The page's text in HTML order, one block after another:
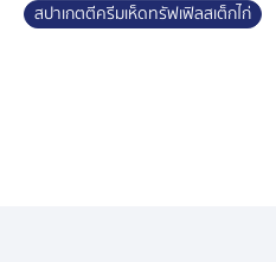
สปาเกตตีครีมเห็ดทรัฟเฟิลสเต็กไก่